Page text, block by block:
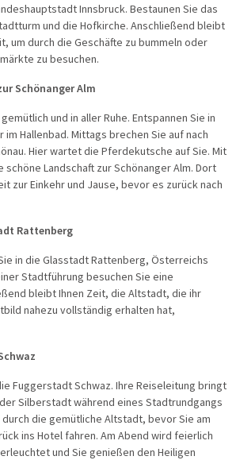
Innsbruck. Bestaunen Sie das
und die Hofkirche. Anschließend bleibt
um durch die Geschäfte zu bummeln oder
zu besuchen.
Schönanger Alm
und in aller Ruhe. Entspannen Sie in
im Hallenbad. Mittags brechen Sie auf nach
Hier wartet die Pferdekutsche auf Sie. Mit
schöne Landschaft zur Schönanger Alm. Dort
zur Einkehr und Jause, bevor es zurück nach
Rattenberg
in die Glasstadt Rattenberg, Österreichs
Stadtführung besuchen Sie eine
bleibt Ihnen Zeit, die Altstadt, die ihr
nahezu vollständig erhalten hat,
Fuggerstadt Schwaz. Ihre Reiseleitung bringt
Silberstadt während eines Stadtrundgangs
durch die gemütliche Altstadt, bevor Sie am
ins Hotel fahren. Am Abend wird feierlich
und Sie genießen den Heiligen